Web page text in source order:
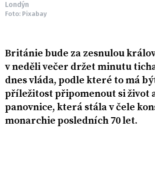
Londýn
Foto: Pixabay
Británie bude za zesnulou
v neděli večer držet minutu
dnes vláda, podle které to má
příležitost připomenout si život
panovnice, která stála v čele
monarchie posledních 70 let.